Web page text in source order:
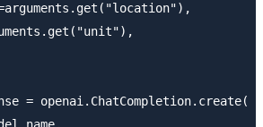
= openai.ChatCompletion.create(